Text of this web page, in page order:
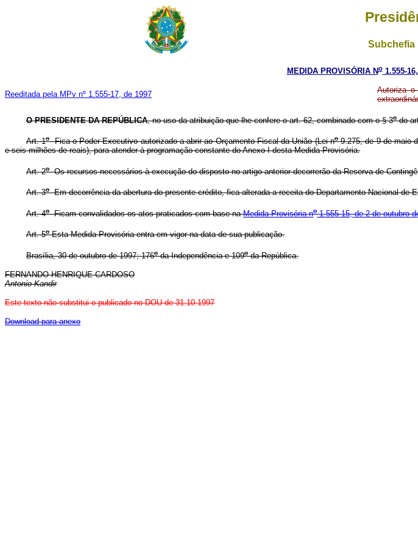
Subchefia
MEDIDA PROVISÓRIA No1.555-
Reeditada pela MPv nº 1.555-17, de 1997
Autoriza
O PRESIDENTE DA REPÚBLICA, no uso da atribuição que lhe confere o art. 62, combinado com o § 3odo
Art. 1oFica o Poder Executivo autorizado a abrir ao Orçamento Fiscal da União (Lei no9.275, de 9 de maio
e seis milhões de reais), para atender à programação constante do Anexo I desta Medida Provisória.
Art. 2oOs recursos necessários à execução do disposto no artigo anterior decorrerão da Reserva de
Art. 3oEm decorrência da abertura do presente crédito, fica alterada a receita do Departamento Nacional de
Art. 4oFicam convalidados os atos praticados com base naMedida Provisória no1.555-15, de 2 de outubro
Art. 5oEsta Medida Provisória entra em vigor na data de sua publicação.
Brasília, 30 de outubro de 1997; 176oda Independência e 109oda República.
FERNANDO HENRIQUE CARDOSO
Antonio Kandir
Este texto não substitui o publicado no DOU de 31.10.1997
Download para anexo